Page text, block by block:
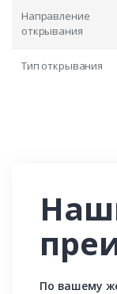
Направление
открывания
Тип открывания
По вашему